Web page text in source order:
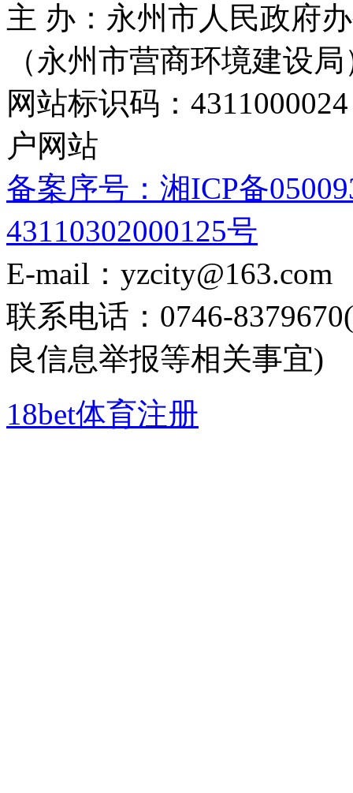
主 办：永州市人民政府
（永州市营商环境建设局
网站标识码：
户网站
备案序号：湘ICP备
43110302000125号
E-mail：yzcity@163.com
联系电话：0746-
良信息举报等相关事宜)
18bet体育注册